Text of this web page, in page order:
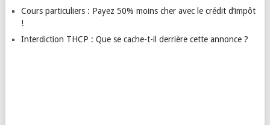
Cours particuliers : Payez 50% moins cher avec le crédit d’impôt
!
Interdiction THCP : Que se cache-t-il derrière cette annonce ?